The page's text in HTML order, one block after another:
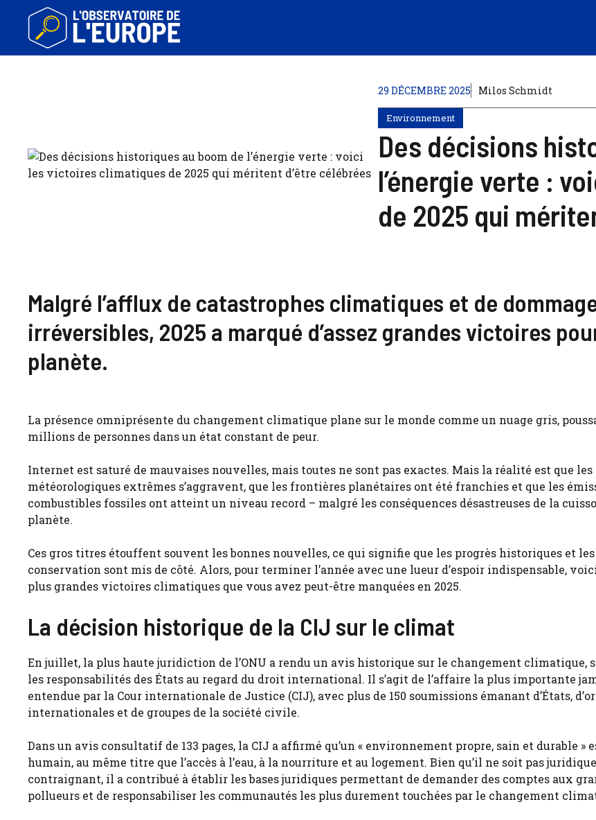
contenu
29 DÉCEMBRE 2025 Milos Schmidt
Environnement
Des décisions
l’énergie verte :
de 2025 qui
Malgré l’afflux de catastrophes climatiques et de
irréversibles, 2025 a marqué d’assez grandes victoires
planète.
La présence omniprésente du changement climatique plane sur le monde comme un nuage gris,
millions de personnes dans un état constant de peur.
Internet est saturé de mauvaises nouvelles, mais toutes ne sont pas exactes. Mais la réalité est que les
météorologiques extrêmes s’aggravent, que les frontières planétaires ont été franchies et que les
combustibles fossiles ont atteint un niveau record – malgré les conséquences désastreuses de la
planète.
Ces gros titres étouffent souvent les bonnes nouvelles, ce qui signifie que les progrès historiques et
conservation sont mis de côté. Alors, pour terminer l’année avec une lueur d’espoir indispensable,
plus grandes victoires climatiques que vous avez peut-être manquées en 2025.
La décision historique de la CIJ sur le climat
En juillet, la plus haute juridiction de l’ONU a rendu un avis historique sur le changement climatique,
les responsabilités des États au regard du droit international. Il s’agit de l’affaire la plus importante
entendue par la Cour internationale de Justice (CIJ), avec plus de 150 soumissions émanant d’États,
internationales et de groupes de la société civile.
Dans un avis consultatif de 133 pages, la CIJ a affirmé qu’un « environnement propre, sain et durable »
humain, au même titre que l’accès à l’eau, à la nourriture et au logement. Bien qu’il ne soit pas
contraignant, il a contribué à établir les bases juridiques permettant de demander des comptes aux
pollueurs et de responsabiliser les communautés les plus durement touchées par le changement